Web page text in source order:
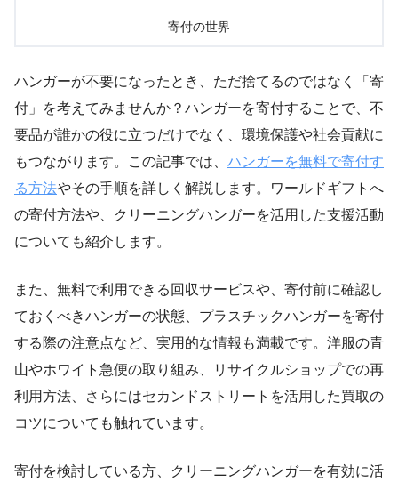
寄付の世界
ハンガーが不要になったとき、ただ捨てるのではなく「寄
付」を考えてみませんか？ハンガーを寄付することで、不
要品が誰かの役に立つだけでなく、環境保護や社会貢献に
もつながります。この記事では、 ハンガーを無料で寄付す
る方法やその手順を詳しく解説します。ワールドギフトへ
の寄付方法や、クリーニングハンガーを活用した支援活動
についても紹介します。
また、無料で利用できる回収サービスや、寄付前に確認し
ておくべきハンガーの状態、プラスチックハンガーを寄付
する際の注意点など、実用的な情報も満載です。洋服の青
山やホワイト急便の取り組み、リサイクルショップでの再
利用方法、さらにはセカンドストリートを活用した買取の
コツについても触れています。
寄付を検討している方、クリーニングハンガーを有効に活